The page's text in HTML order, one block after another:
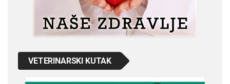
VETERINARSKI KUTAK